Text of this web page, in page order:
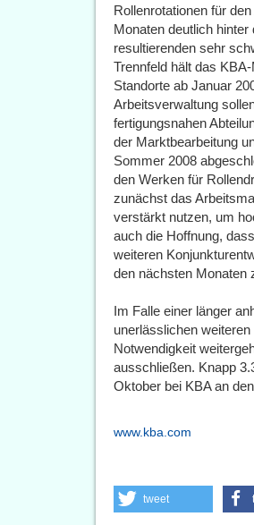
Rollenrotationen für
Monaten deutlich
resultierenden sehr
Trennfeld hält das
Standorte ab Januar
Arbeitsverwaltung
fertigungsnahen
der Marktbearbeitung
Sommer 2008
den Werken für
zunächst das
verstärkt nutzen, um
auch die Hoffnung,
weiteren
den nächsten Monaten
Im Falle einer länger
unerlässlichen
Notwendigkeit
ausschließen. Knapp
Oktober bei KBA an
www.kba.com
tweet